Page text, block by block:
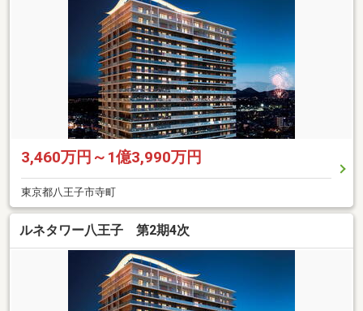
3,460万円～1億3,990万円
東京都八王子市寺町
ルネタワー八王子 第2期4次